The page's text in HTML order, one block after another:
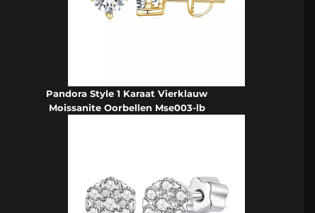
Pandora Style 1 Karaat Vierklauw
Moissanite Oorbellen Mse003-lb